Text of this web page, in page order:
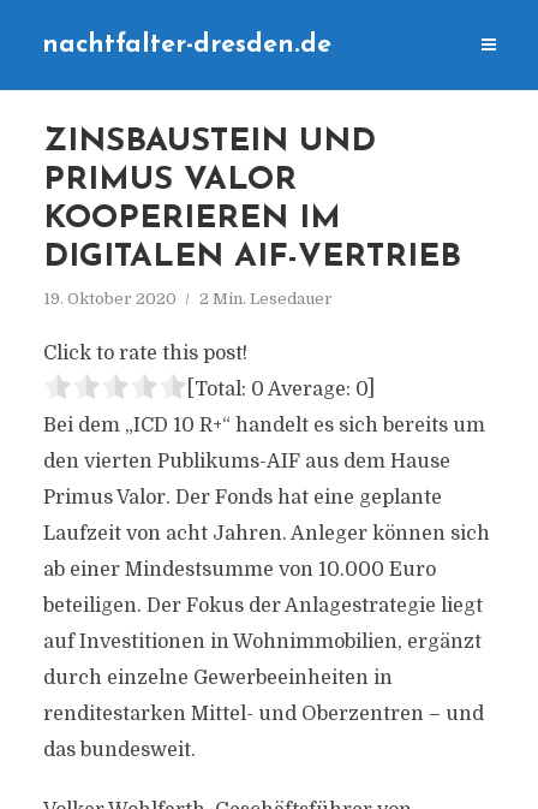
nachtfalter-dresden.de
ZINSBAUSTEIN UND
PRIMUS VALOR
KOOPERIEREN IM
DIGITALEN AIF-VERTRIEB
19. Oktober 2020 2 Min. Lesedauer
Click to rate this post!
[Total: 0 Average: 0]
Bei dem „ICD 10 R+“ handelt es sich bereits um
den vierten Publikums-AIF aus dem Hause
Primus Valor. Der Fonds hat eine geplante
Laufzeit von acht Jahren. Anleger können sich
ab einer Mindestsumme von 10.000 Euro
beteiligen. Der Fokus der Anlagestrategie liegt
auf Investitionen in Wohnimmobilien, ergänzt
durch einzelne Gewerbeeinheiten in
renditestarken Mittel- und Oberzentren – und
das bundesweit.